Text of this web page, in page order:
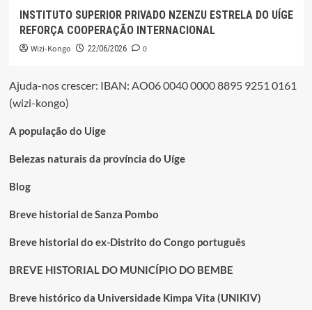
INSTITUTO SUPERIOR PRIVADO NZENZU ESTRELA DO UÍGE
REFORÇA COOPERAÇÃO INTERNACIONAL
Wizi-Kongo 22/06/2026 0
Ajuda-nos crescer: IBAN: AO06 0040 0000 8895 9251 0161
(wizi-kongo)
A população do Uige
Belezas naturais da província do Uíge
Blog
Breve historial de Sanza Pombo
Breve historial do ex-Distrito do Congo português
BREVE HISTORIAL DO MUNICÍPIO DO BEMBE
Breve histórico da Universidade Kimpa Vita (UNIKIV)